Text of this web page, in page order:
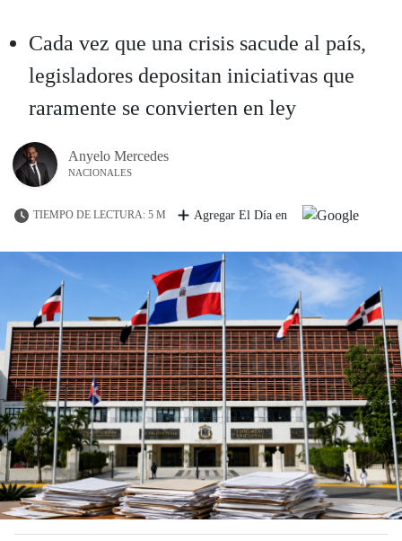
Cada vez que una crisis sacude al país,
legisladores depositan iniciativas que
raramente se convierten en ley
Anyelo Mercedes
NACIONALES
TIEMPO DE LECTURA: 5 M Agregar El Día en